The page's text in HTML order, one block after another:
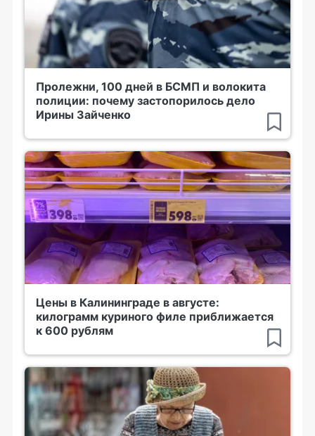
Пролежни, 100 дней в БСМП и волокита
полиции: почему застопорилось дело
Ирины Зайченко
Цены в Калининграде в августе:
килограмм куриного филе приближается
к 600 рублям